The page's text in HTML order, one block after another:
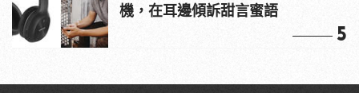
機，在耳邊傾訴甜言蜜語
5